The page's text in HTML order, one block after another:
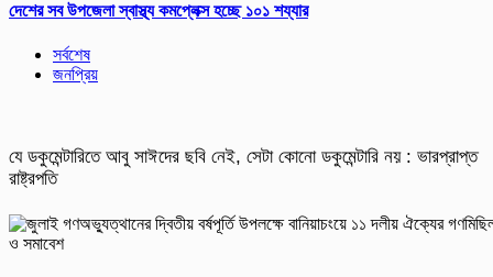
দেশের সব উপজেলা স্বাস্থ্য কমপ্লেক্স হচ্ছে ১০১ শয্যার
সর্বশেষ
জনপ্রিয়
যে ডকুমেন্টারিতে আবু সাঈদের ছবি নেই, সেটা কোনো ডকুমেন্টারি নয় : ভারপ্রাপ্ত
রাষ্ট্রপতি